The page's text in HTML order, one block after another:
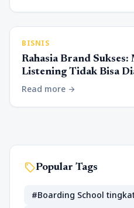
BISNIS
Rahasia Brand
Listening Tidak Bisa
Read more arrow_forward
sellPopular Tags
#Boarding School